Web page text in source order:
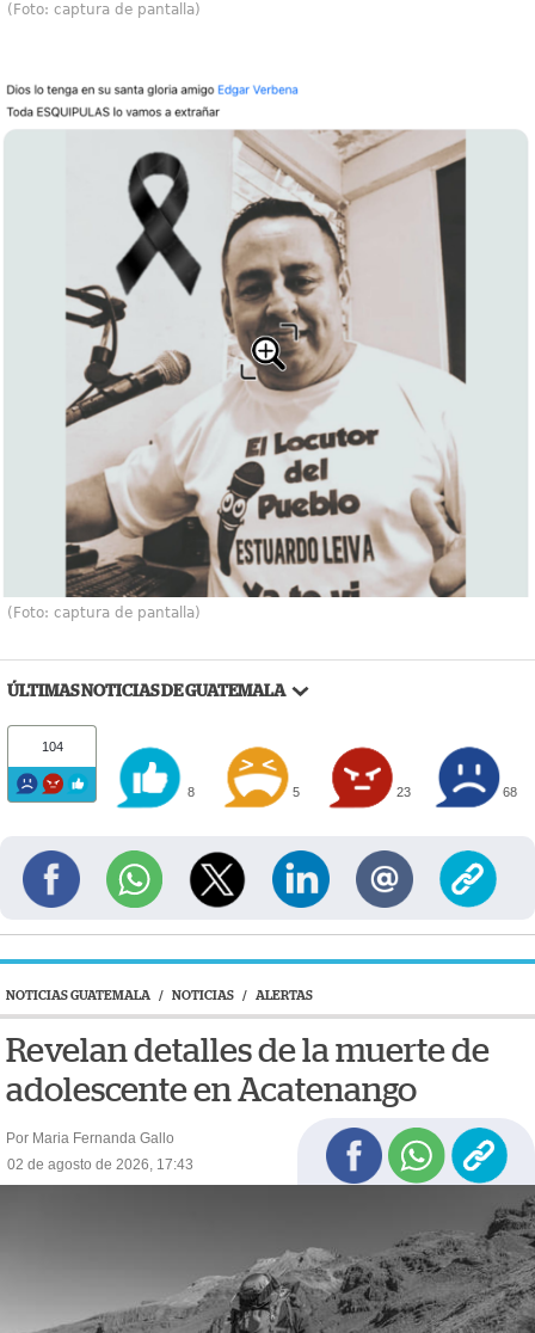
(Foto: captura de pantalla)
(Foto: captura de pantalla)
ÚLTIMAS NOTICIAS DE GUATEMALA
104
8 5 23 68
NOTICIAS GUATEMALA / NOTICIAS / ALERTAS
Revelan detalles de la muerte de
adolescente en Acatenango
Por Maria Fernanda Gallo
02 de agosto de 2026, 17:43